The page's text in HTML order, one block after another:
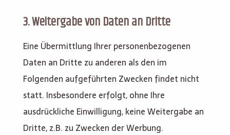
3. Weitergabe von Daten an Dritte
Eine Übermittlung Ihrer personenbezogenen
Daten an Dritte zu anderen als den im
Folgenden aufgeführten Zwecken findet nicht
statt. Insbesondere erfolgt, ohne Ihre
ausdrückliche Einwilligung, keine Weitergabe an
Dritte, z.B. zu Zwecken der Werbung.